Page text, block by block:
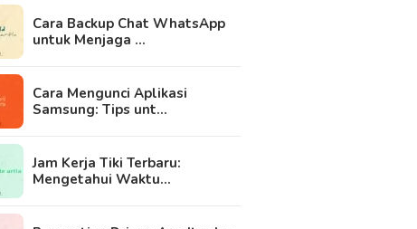
Cara Backup Chat WhatsApp
untuk Menjaga …
Cara Mengunci Aplikasi
Samsung: Tips unt…
Jam Kerja Tiki Terbaru:
Mengetahui Waktu…